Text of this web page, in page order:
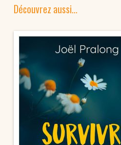
Découvrez aussi…